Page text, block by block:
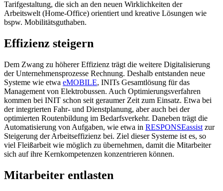
Tarifgestaltung, die sich an den neuen Wirklichkeiten der
Arbeitswelt (Home-Office) orientiert und kreative Lösungen wie
bspw. Mobilitätsguthaben.
Effizienz steigern
Dem Zwang zu höherer Effizienz trägt die weitere Digitalisierung
der Unternehmensprozesse Rechnung. Deshalb entstanden neue
Systeme wie etwa eMOBILE, INITs Gesamtlösung für das
Management von Elektrobussen. Auch Optimierungsverfahren
kommen bei INIT schon seit geraumer Zeit zum Einsatz. Etwa bei
der integrierten Fahr- und Dienstplanung, aber auch bei der
optimierten Routenbildung im Bedarfsverkehr. Daneben trägt die
Automatisierung von Aufgaben, wie etwa in RESPONSEassist zur
Steigerung der Arbeitseffizienz bei. Ziel dieser Systeme ist es, so
viel Fleißarbeit wie möglich zu übernehmen, damit die Mitarbeiter
sich auf ihre Kernkompetenzen konzentrieren können.
Mitarbeiter entlasten